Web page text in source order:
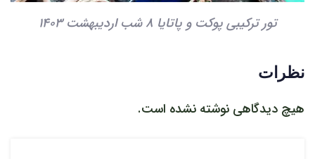
تور ترکیبی پوکت و پاتایا 8 شب اردیبهشت 1403
نظرات
هیچ دیدگاهی نوشته نشده است.